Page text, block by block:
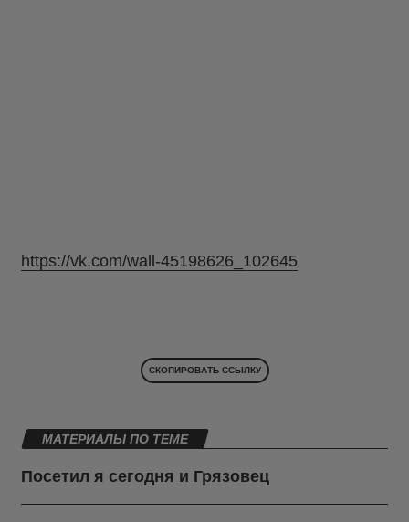
https://vk.com/wall-45198626_102645
СКОПИРОВАТЬ ССЫЛКУ
МАТЕРИАЛЫ ПО ТЕМЕ
Посетил я сегодня и Грязовец